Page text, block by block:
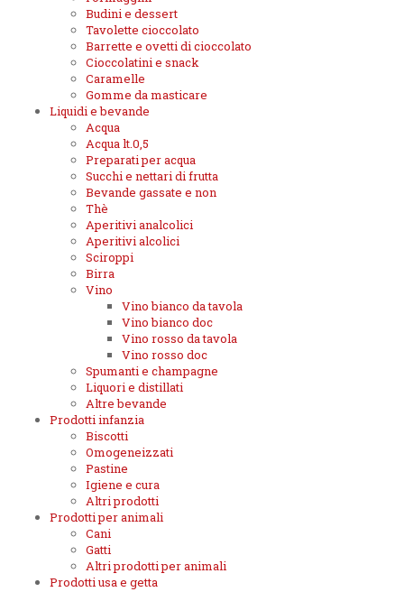
Budini e dessert
Tavolette cioccolato
Barrette e ovetti di cioccolato
Cioccolatini e snack
Caramelle
Gomme da masticare
Liquidi e bevande
Acqua
Acqua lt.0,5
Preparati per acqua
Succhi e nettari di frutta
Bevande gassate e non
Thè
Aperitivi analcolici
Aperitivi alcolici
Sciroppi
Birra
Vino
Vino bianco da tavola
Vino bianco doc
Vino rosso da tavola
Vino rosso doc
Spumanti e champagne
Liquori e distillati
Altre bevande
Prodotti infanzia
Biscotti
Omogeneizzati
Pastine
Igiene e cura
Altri prodotti
Prodotti per animali
Cani
Gatti
Altri prodotti per animali
Prodotti usa e getta